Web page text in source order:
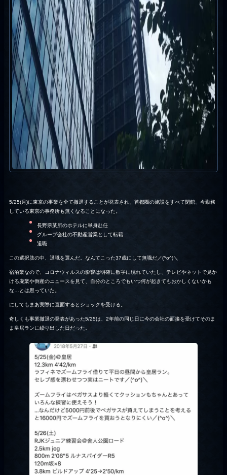
5/25(月)に東京の事業を全て撤退することが発表され、首都圏の施設をすべて閉館、今勤務
している東京の事務所も無くなることになった。
長野県某所のホテルに単身赴任
グループ会社の不動産営業として転籍
退職
この選択肢の中、退職を選んだ。なんてこった37歳にして無職だ／(^o^)＼
宿泊業なので、コロナウィルスの影響は明確に数字に現れていたし、テレビやネットで見か
ける廃業や倒産のニュースを見て、自分のところでもいつ何が起きてもおかしくないかも
な…とは思っていた。
にしてもまあ実際に直面するとショックを受ける。
奇しくも事業撤退の発表があった5/25は、2年前の同じ日に今の会社の面接を受けてそのま
ま皇居ランに繰り出した日だった。